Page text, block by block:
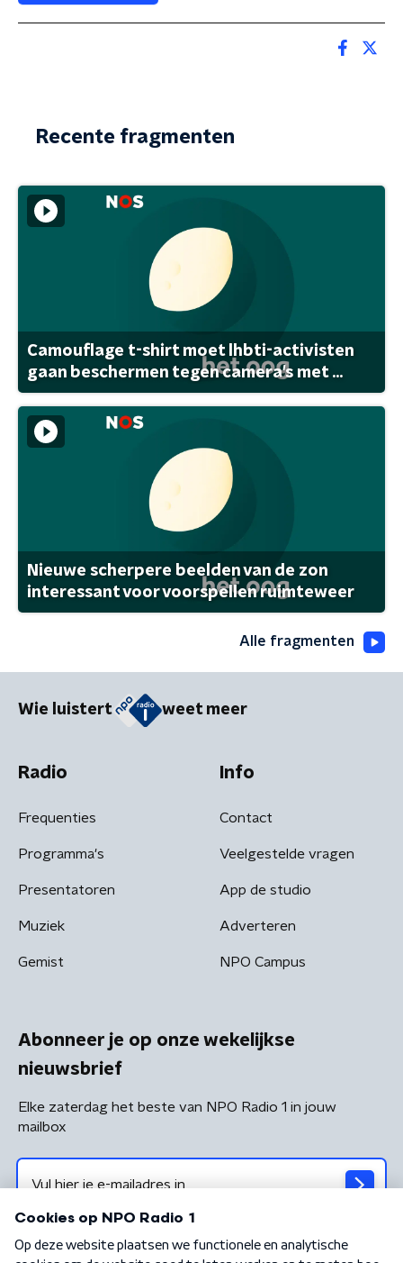
Recente fragmenten
Camouflage t-shirt moet lhbti-activisten
gaan beschermen tegen camera's met ...
Nieuwe scherpere beelden van de zon
interessant voor voorspellen ruimteweer
Alle fragmenten
Wie luistert weet meer
Radio
Frequenties
Programma's
Presentatoren
Muziek
Gemist
Info
Contact
Veelgestelde vragen
App de studio
Adverteren
NPO Campus
Abonneer je op onze wekelijkse
nieuwsbrief
Elke zaterdag het beste van NPO Radio 1 in jouw
mailbox